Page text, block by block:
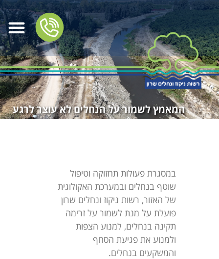
המאמץ לשמור על הנחלים לא עוצר לרגע
במסגרת פעולות תחזוקה וטיפול
שוטף בנחלים ובמערכת האקולוגית
של האזור, רשות ניקוז ונחלים שרון
פועלת על מנת לשמור על זרימה
תקינה בנחלים, למנוע הצפות
ולמנוע את פגיעת הסחף
והמשקעים בנחלים.